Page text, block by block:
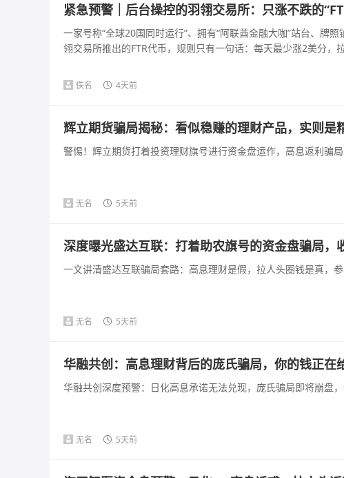
紧急预警｜后台操控的羽翎交易所：只涨不跌的
一家号称“全球20国同时运行”、拥有“阿联酋金融大咖”站台、牌
翎交易所推出的FTR代币，规则只有一句话：每天最少涨2美分，
佚名 4天前
辉立期货骗局揭秘：看似稳赚的理财产品，实则是
警惕！辉立期货打着投资理财旗号进行资金盘运作，高息返利骗
无名 5天前
深度曝光盛达互联：打着助农旗号的资金盘骗局，
一文讲清盛达互联骗局套路：高息理财是假，拉人头圈钱是真，
无名 5天前
华融共创：高息理财背后的庞氏骗局，你的钱正在
华融共创深度预警：日化高息承诺无法兑现，庞氏骗局即将崩盘
无名 5天前